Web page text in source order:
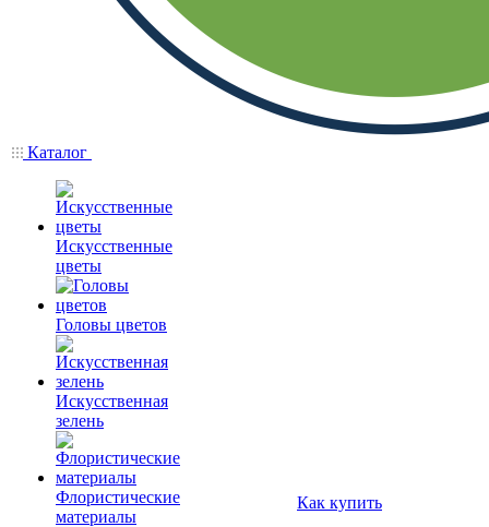
Каталог
Искусственные
цветы
Головы цветов
Искусственная
зелень
Флористические
материалы
Как купить